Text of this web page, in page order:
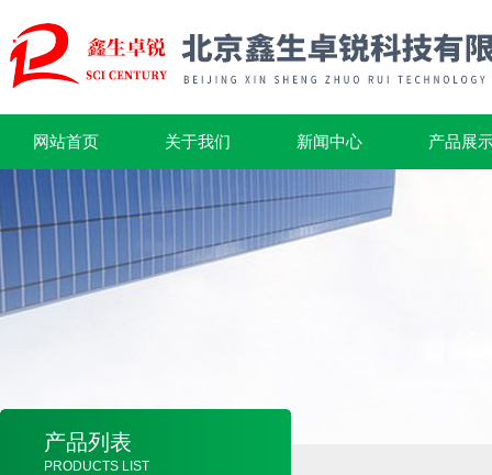
网站首页 关于我们 新闻中心 产品展
产品列表
PRODUCTS LIST